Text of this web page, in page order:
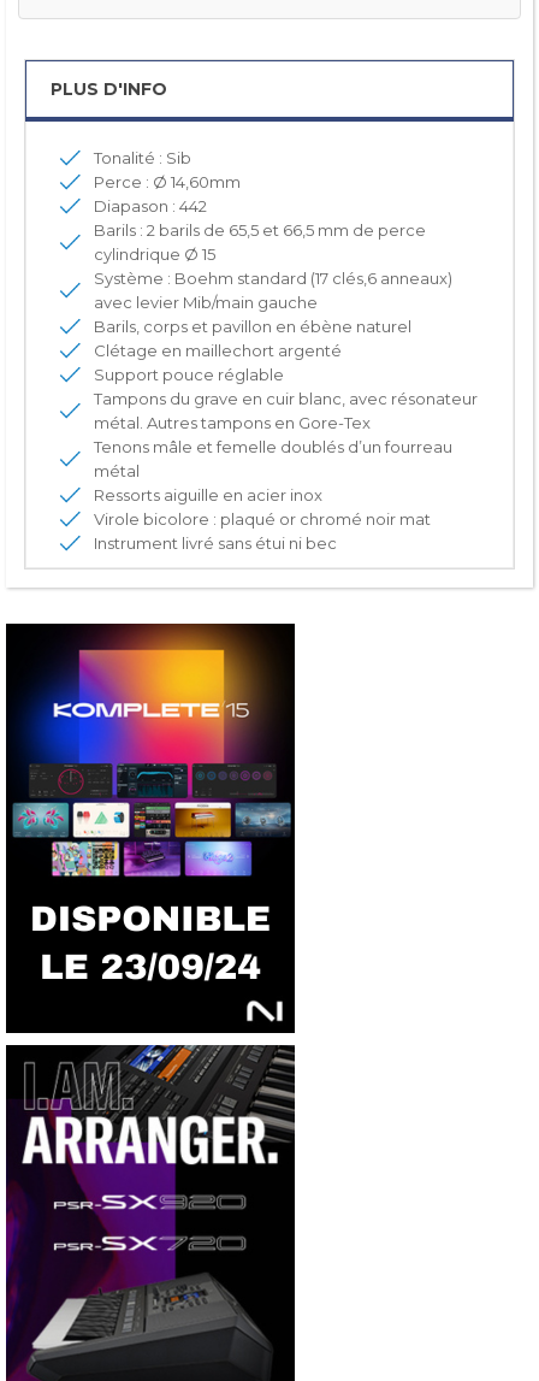
PLUS D'INFO
Tonalité : Sib
Perce : Ø 14,60mm
Diapason : 442
Barils : 2 barils de 65,5 et 66,5 mm de perce
cylindrique Ø 15
Système : Boehm standard (17 clés,6 anneaux)
avec levier Mib/main gauche
Barils, corps et pavillon en ébène naturel
Clétage en maillechort argenté
Support pouce réglable
Tampons du grave en cuir blanc, avec résonateur
métal. Autres tampons en Gore-Tex
Tenons mâle et femelle doublés d’un fourreau
métal
Ressorts aiguille en acier inox
Virole bicolore : plaqué or chromé noir mat
Instrument livré sans étui ni bec